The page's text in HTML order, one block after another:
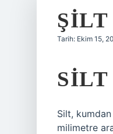
Tarih: Ekim 15,
SILT
Silt,
milimetre